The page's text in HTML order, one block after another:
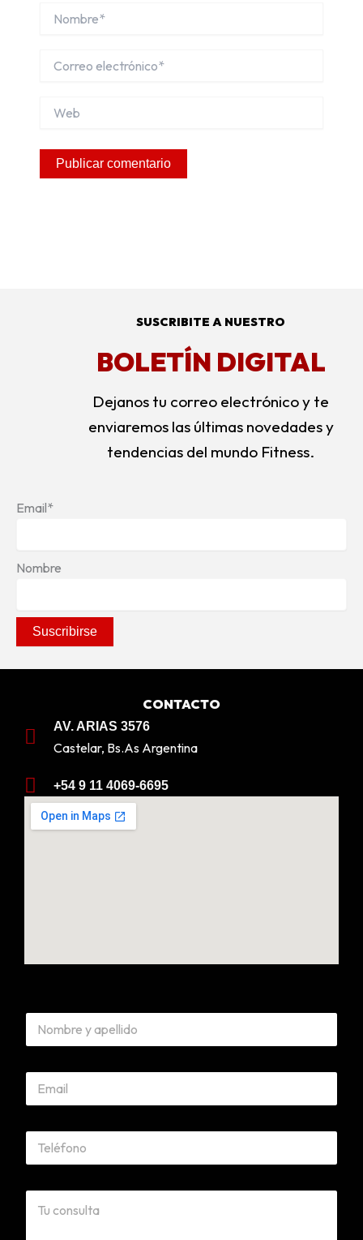
electrónico*
SUSCRIBITE A NUESTRO
BOLETÍN DIGITAL
Dejanos tu correo electrónico y te
enviaremos las últimas novedades y
tendencias del mundo Fitness.
Email*
Nombre
CONTACTO
AV. ARIAS 3576
Castelar, Bs.As Argentina
+54 9 11 4069-6695